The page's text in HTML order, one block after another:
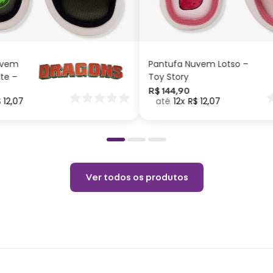
anos
®
®
®
®
–
12,07
G M
ADICIONAR AO
Pantufa Nuvem Lotso –
Toy Story
R$ 144,90
12 R$ 12,07
G P
ADICIONAR AO
Ver todos os produtos